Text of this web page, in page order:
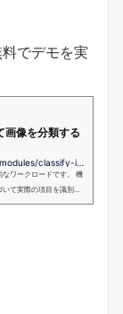
でデモを実
像を分類する
https://docs.microsoft.com/ja-jp/learn/modules/classify-images-custom-vision/
ワークロードです。 機
て実際の項目を識別で